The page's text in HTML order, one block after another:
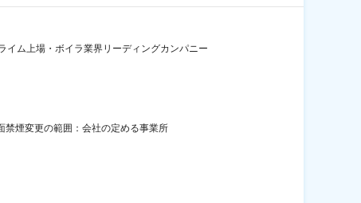
イム上場・ボイラ業界リーディングカンパニー
禁煙変更の範囲：会社の定める事業所